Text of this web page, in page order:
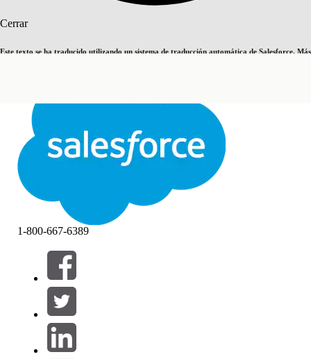
Cerrar
Este texto se ha traducido utilizando un sistema de traducción automática de Salesforce. Más
Cerrar Cerrar
Filtros (0)
SELECCIONAR FILTROS
Área de productos
1-800-667-6389